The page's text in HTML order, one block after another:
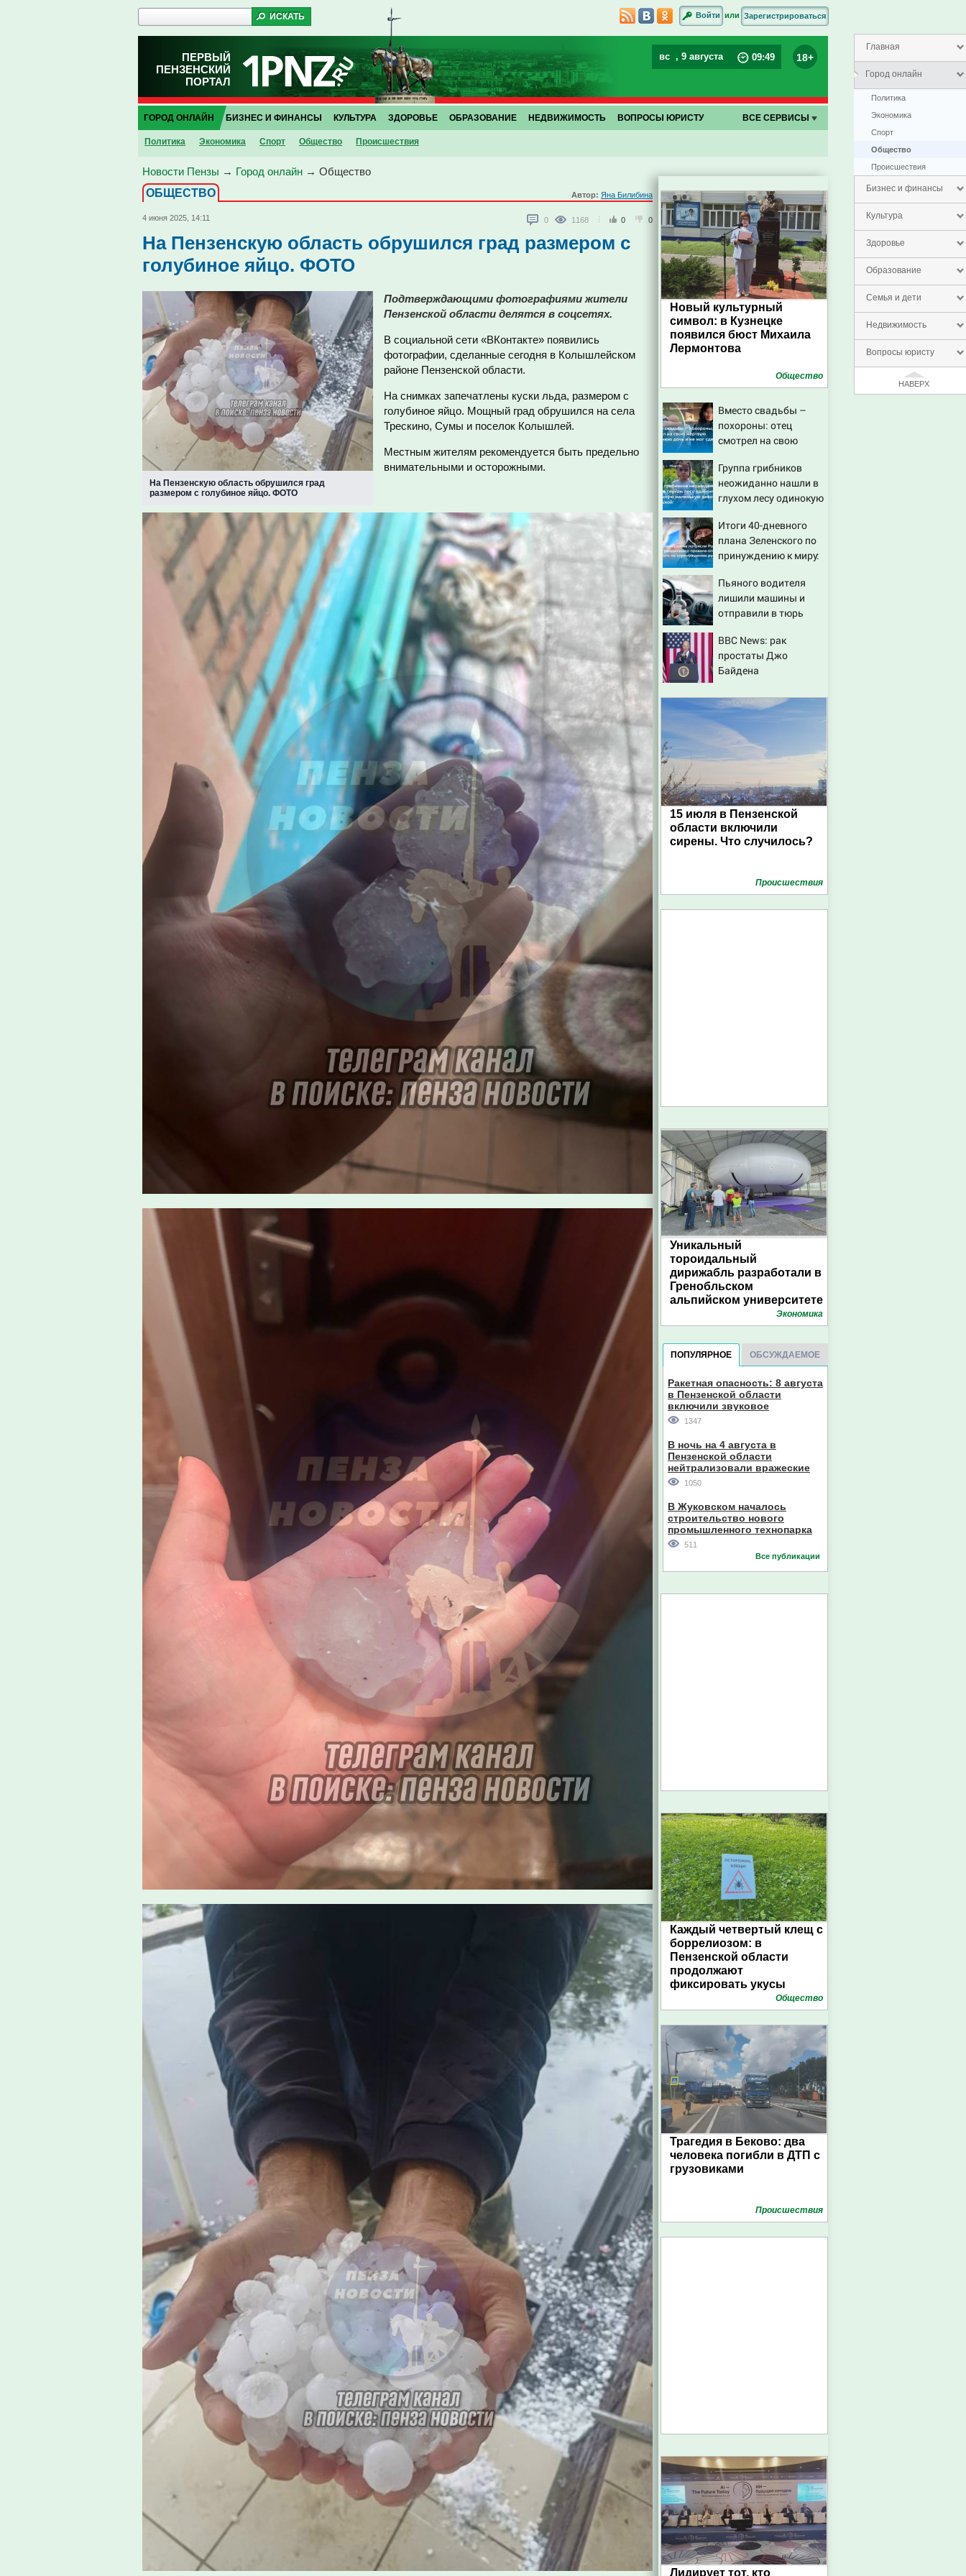
Главная
Город онлайн
Политика
Экономика
Спорт
Общество
Проиcшествия
Бизнес и финансы
Культура
Здоровье
Образование
Семья и дети
Недвижимость
Вопросы юристу
НАВЕРХ
Войти или Зарегистрироваться
ПЕРВЫЙ
ПЕНЗЕНСКИЙ
ПОРТАЛ
вс , 9 августа 09:49 18+
ГОРОД ОНЛАЙН
Политика Экономика Спорт Общество Проиcшествия
БИЗНЕС И ФИНАНСЫ КУЛЬТУРА ЗДОРОВЬЕ ОБРАЗОВАНИЕ НЕДВИЖИМОСТЬ ВОПРОСЫ ЮРИСТУ ВСЕ СЕРВИСЫ
Новости Пензы → Город онлайн → Общество
ОБЩЕСТВО
Автор: Яна Билибина
4 июня 2025, 14:11 0 1168 0 0
На Пензенскую область обрушился град размером с
голубиное яйцо. ФОТО
На Пензенскую область обрушился град
размером с голубиное яйцо. ФОТО
Подтверждающими фотографиями жители
Пензенской области делятся в соцсетях.
В социальной сети «ВКонтакте» появились
фотографии, сделанные сегодня в Колышлейском
районе Пензенской области.
На снимках запечатлены куски льда, размером с
голубиное яйцо. Мощный град обрушился на села
Трескино, Сумы и поселок Колышлей.
Местным жителям рекомендуется быть предельно
внимательными и осторожными.
Новый культурный
символ: в Кузнецке
появился бюст Михаила
Лермонтова
Общество
Вместо свадьбы –
похороны: отец
смотрел на свою
дочь и не мог
сдержать слезы
Группа грибников
неожиданно нашли в
глухом лесу одинокую
маленькую девочку с
игрушкой
Итоги 40-дневного
плана Зеленского по
принуждению к миру:
полный разбор
провала операции
Украины от военкора
Пьяного водителя
лишили машины и
отправили в тюрь
BBC News: рак
простаты Джо
Байдена
его кости и органы
15 июля в Пензенской
области включили
сирены. Что случилось?
Проиcшествия
Уникальный
тороидальный
дирижабль разработали в
Гренобльском
альпийском университете
Экономика
ПОПУЛЯРНОЕ ОБСУЖДАЕМОЕ
Ракетная опасность: 8 августа
в Пензенской области
включили звуковое
оповещение
1347
В ночь на 4 августа в
Пензенской области
нейтрализовали вражеские
дроны
1050
В Жуковском началось
строительство нового
промышленного технопарка
511
Все публикации
Каждый четвертый клещ с
боррелиозом: в
Пензенской области
продолжают
фиксировать укусы
Общество
Трагедия в Беково: два
человека погибли в ДТП с
грузовиками
Проиcшествия
Лидирует тот, кто